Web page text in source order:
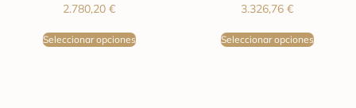
2.780,20 €
Seleccionar opciones
3.326,76 €
Seleccionar opciones